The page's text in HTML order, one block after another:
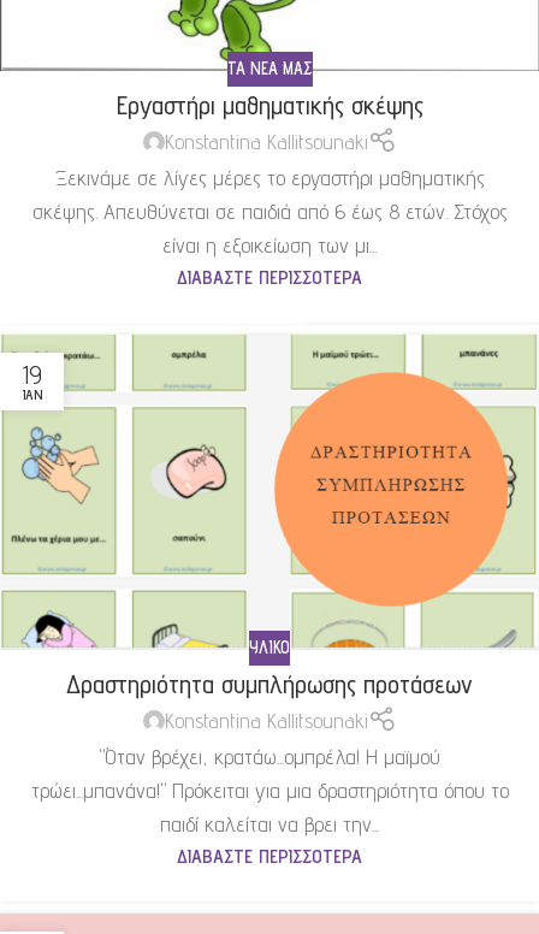
ΤΑ ΝΈΑ ΜΑΣ
Εργαστήρι μαθηματικής σκέψης
Konstantina Kallitsounaki
Ξεκινάμε σε λίγες μέρες το εργαστήρι μαθηματικής
σκέψης. Απευθύνεται σε παιδιά από 6 έως 8 ετών. Στόχος
είναι η εξοικείωση των μι...
ΔΙΑΒΆΣΤΕ ΠΕΡΙΣΣΌΤΕΡΑ
19
ΙΑΝ
ΥΛΙΚΌ
Δραστηριότητα συμπλήρωσης προτάσεων
Konstantina Kallitsounaki
"Όταν βρέχει, κρατάω...ομπρέλα! Η μαϊμού
τρώει...μπανάνα!" Πρόκειται για μια δραστηριότητα όπου το
παιδί καλείται να βρει την...
ΔΙΑΒΆΣΤΕ ΠΕΡΙΣΣΌΤΕΡΑ